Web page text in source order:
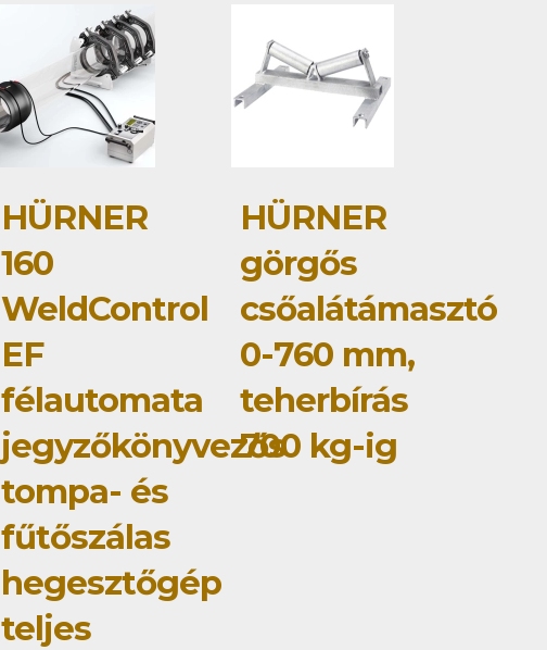
HÜRNER
160
WeldControl
EF
félautomata
jegyzőkönyvezős
tompa- és
fűtőszálas
hegesztőgép
teljes
HÜRNER
görgős
csőalátámasztó
0-760 mm,
teherbírás
700 kg-ig